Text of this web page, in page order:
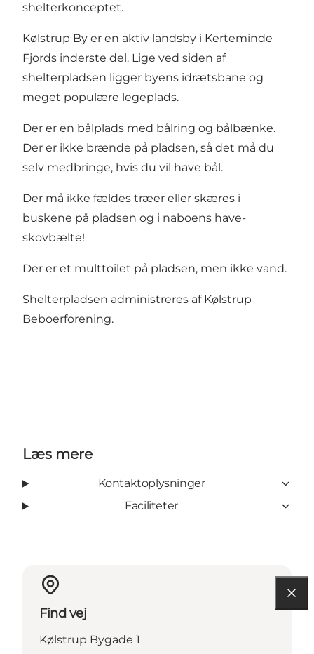
shelterkonceptet.
Kølstrup By er en aktiv landsby i Kerteminde
Fjords inderste del. Lige ved siden af
shelterpladsen ligger byens idrætsbane og
meget populære legeplads.
Der er en bålplads med bålring og bålbænke.
Der er ikke brænde på pladsen, så det må du
selv medbringe, hvis du vil have bål.
Der må ikke fældes træer eller skæres i
buskene på pladsen og i naboens have-
skovbælte!
Der er et multtoilet på pladsen, men ikke vand.
Shelterpladsen administreres af Kølstrup
Beboerforening.
Læs mere
Kontaktoplysninger
Faciliteter
Find vej
Kølstrup Bygade 1